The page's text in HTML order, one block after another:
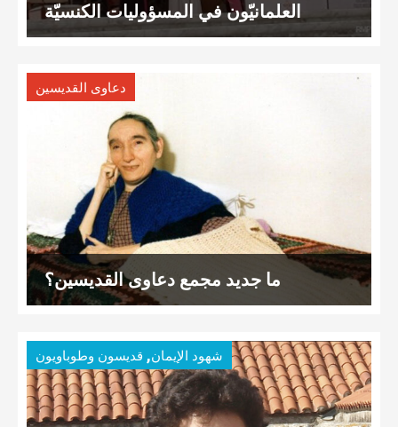
العلمانيّون في المسؤوليات الكنسيّة
دعاوى القديسين
ما جديد مجمع دعاوى القديسين؟
شهود الإيمان, قديسون وطوباويون